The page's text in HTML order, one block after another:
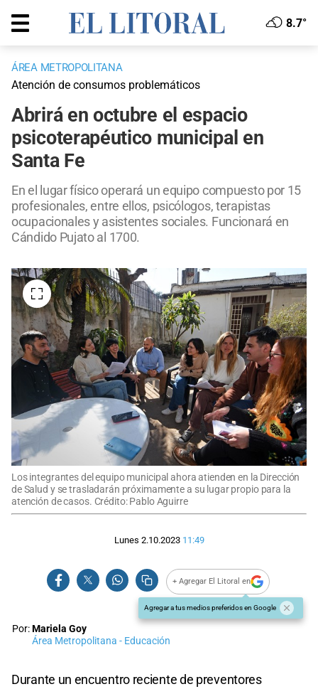
8.7°
ÁREA METROPOLITANA
Atención de consumos problemáticos
Abrirá en octubre el espacio
psicoterapéutico municipal en
Santa Fe
En el lugar físico operará un equipo compuesto por 15
profesionales, entre ellos, psicólogos, terapistas
ocupacionales y asistentes sociales. Funcionará en
Cándido Pujato al 1700.
Los integrantes del equipo municipal ahora atienden en la Dirección
de Salud y se trasladarán próximamente a su lugar propio para la
atención de casos. Crédito: Pablo Aguirre
Lunes 2.10.2023 11:49
+ Agregar El Litoral en
Agregar a tus medios preferidos en Google
Por:Mariela Goy
Área Metropolitana - Educación
Durante un encuentro reciente de preventores